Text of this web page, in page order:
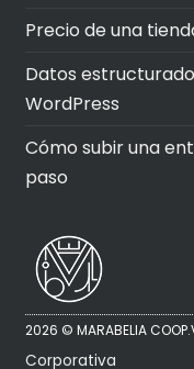
Precio de una
Datos
WordPress
Cómo subir una
paso
2026 © MARABELIA
Corporativa